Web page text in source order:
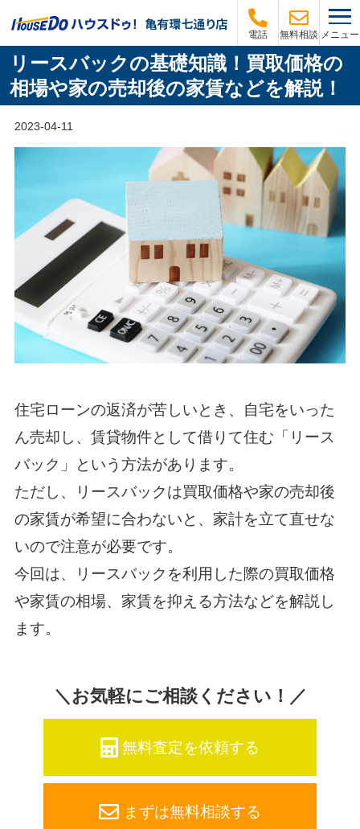
電話 無料相談 メニュー
リースバックの基礎知識！買取価格の
相場や家の売却後の家賃などを解説！
2023-04-11
住宅ローンの返済が苦しいとき、自宅をいった
ん売却し、賃貸物件として借りて住む「リース
バック」という方法があります。
ただし、リースバックは買取価格や家の売却後
の家賃が希望に合わないと、家計を立て直せな
いので注意が必要です。
今回は、リースバックを利用した際の買取価格
や家賃の相場、家賃を抑える方法などを解説し
ます。
＼お気軽にご相談ください！／
無料査定を依頼する
まずは無料相談する